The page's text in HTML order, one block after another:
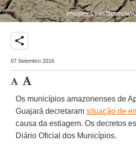
Imagem: Luan Nunes/
share
07 Setembro 2016
Os municípios amazonenses de
Guajará decretaramsituação de
causa da estiagem. Os decretos
Diário Oficial dos Municípios.